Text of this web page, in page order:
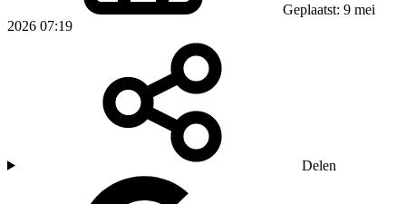
Geplaatst: 9 mei
2026 07:19
Delen